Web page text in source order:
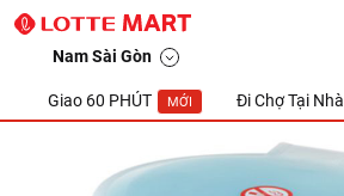
Nam Sài Gòn
Giao 60 PHÚT MỚI Đi Chợ Tại Nhà